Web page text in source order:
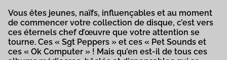
Vous êtes jeunes, naïfs, influençables et au moment
de commencer votre collection de disque, c’est vers
ces éternels chef d’œuvre que votre attention se
tourne. Ces « Sgt Peppers » et ces « Pet Sounds et
ces « Ok Computer » ! Mais qu’en est-il de tous ces